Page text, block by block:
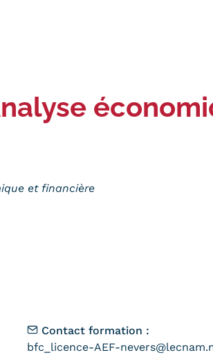
et financière
Contact formation :
bfc_licence-AEF-